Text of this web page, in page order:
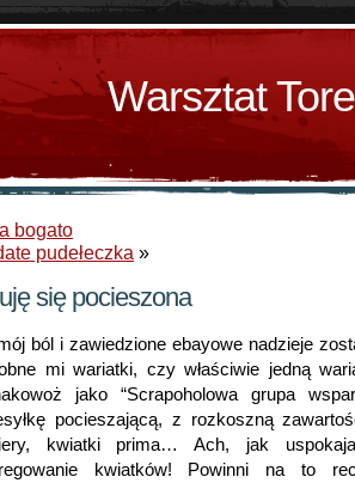
Warsztat
bogato
pudełeczka »
się pocieszona
ból i zawiedzione ebayowe nadzieje
mi wariatki, czy właściwie jedną
jako “Scrapoholowa grupa
pocieszającą, z rozkoszną
kwiatki prima… Ach, jak
kwiatków! Powinni na to